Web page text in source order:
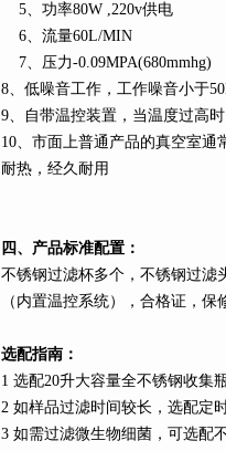
5、功率80W ,220v供电
6、流量60L/MIN
7、压力-0.09MPA(680mmhg)
8、低噪音工作，工作噪音小于
9、自带温控装置，当温度过高
10、市面上普通产品的真空室通
耐热，经久耐用
四、产品标准配置：
不锈钢过滤杯多个，不锈钢过滤
（内置温控系统），合格证，保
选配指南：
1 选配20升大容量全不锈钢收集
2 如样品过滤时间较长，选配定
3 如需过滤微生物细菌，可选配